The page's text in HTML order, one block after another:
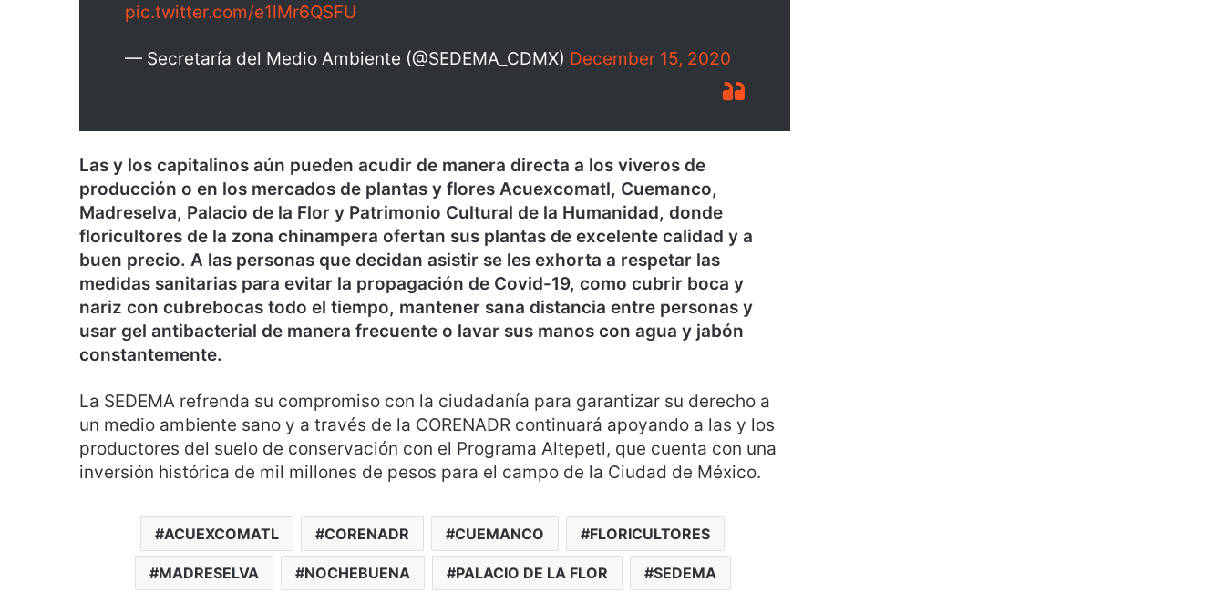
pic.twitter.com/e1lMr6QSFU
— Secretaría del Medio Ambiente (@SEDEMA_CDMX) December 15, 2020
Las y los capitalinos aún pueden acudir de manera directa a los viveros de
producción o en los mercados de plantas y flores Acuexcomatl, Cuemanco,
Madreselva, Palacio de la Flor y Patrimonio Cultural de la Humanidad, donde
floricultores de la zona chinampera ofertan sus plantas de excelente calidad y a
buen precio. A las personas que decidan asistir se les exhorta a respetar las
medidas sanitarias para evitar la propagación de Covid-19, como cubrir boca y
nariz con cubrebocas todo el tiempo, mantener sana distancia entre personas y
usar gel antibacterial de manera frecuente o lavar sus manos con agua y jabón
constantemente.
La SEDEMA refrenda su compromiso con la ciudadanía para garantizar su derecho a
un medio ambiente sano y a través de la CORENADR continuará apoyando a las y los
productores del suelo de conservación con el Programa Altepetl, que cuenta con una
inversión histórica de mil millones de pesos para el campo de la Ciudad de México.
ACUEXCOMATL CORENADR CUEMANCO FLORICULTORES
MADRESELVA NOCHEBUENA PALACIO DE LA FLOR SEDEMA